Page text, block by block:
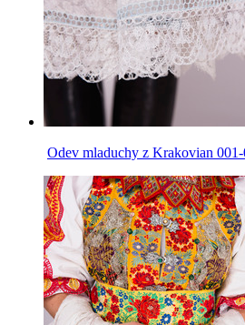
Odev mladuchy z Krakovian